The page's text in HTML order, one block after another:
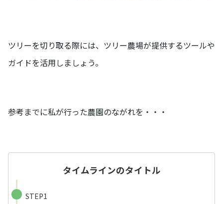
ツリーを切り取る際には、ツリー農場が提供するツールや
ガイドを活用しましょう。
参考までに私が行った農園のながれを・・・
タイムラインのタイトル
STEP1